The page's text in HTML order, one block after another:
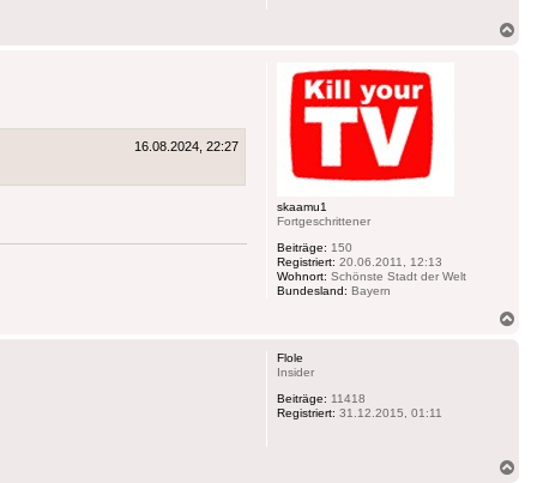
skaamu1
Fortgeschrittener
Beiträge: 150
Registriert: 20.06.2011, 12:13
Wohnort: Schönste Stadt der Welt
Bundesland: Bayern
16.08.2024, 22:27
Flole
Insider
Beiträge: 11418
Registriert: 31.12.2015, 01:11